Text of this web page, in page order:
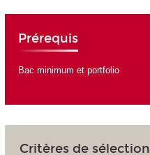
Prérequis
Bac minimum et portfolio
Critères de sélection